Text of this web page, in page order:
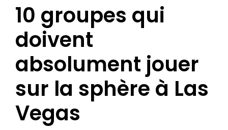
10 groupes qui
doivent
absolument jouer
sur la sphère à Las
Vegas